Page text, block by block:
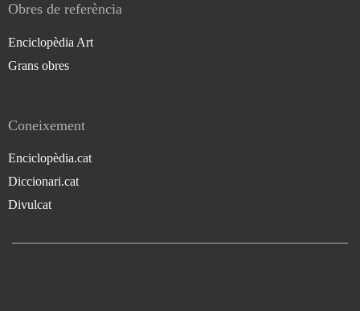
Obres de referència
Enciclopèdia Art
Grans obres
Coneixement
Enciclopèdia.cat
Diccionari.cat
Divulcat